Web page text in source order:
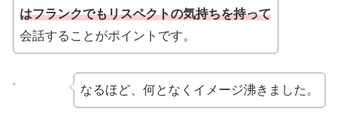
はフランクでもリスペクトの気持ちを持って
会話することがポイントです。
なるほど、何となくイメージ沸きました。